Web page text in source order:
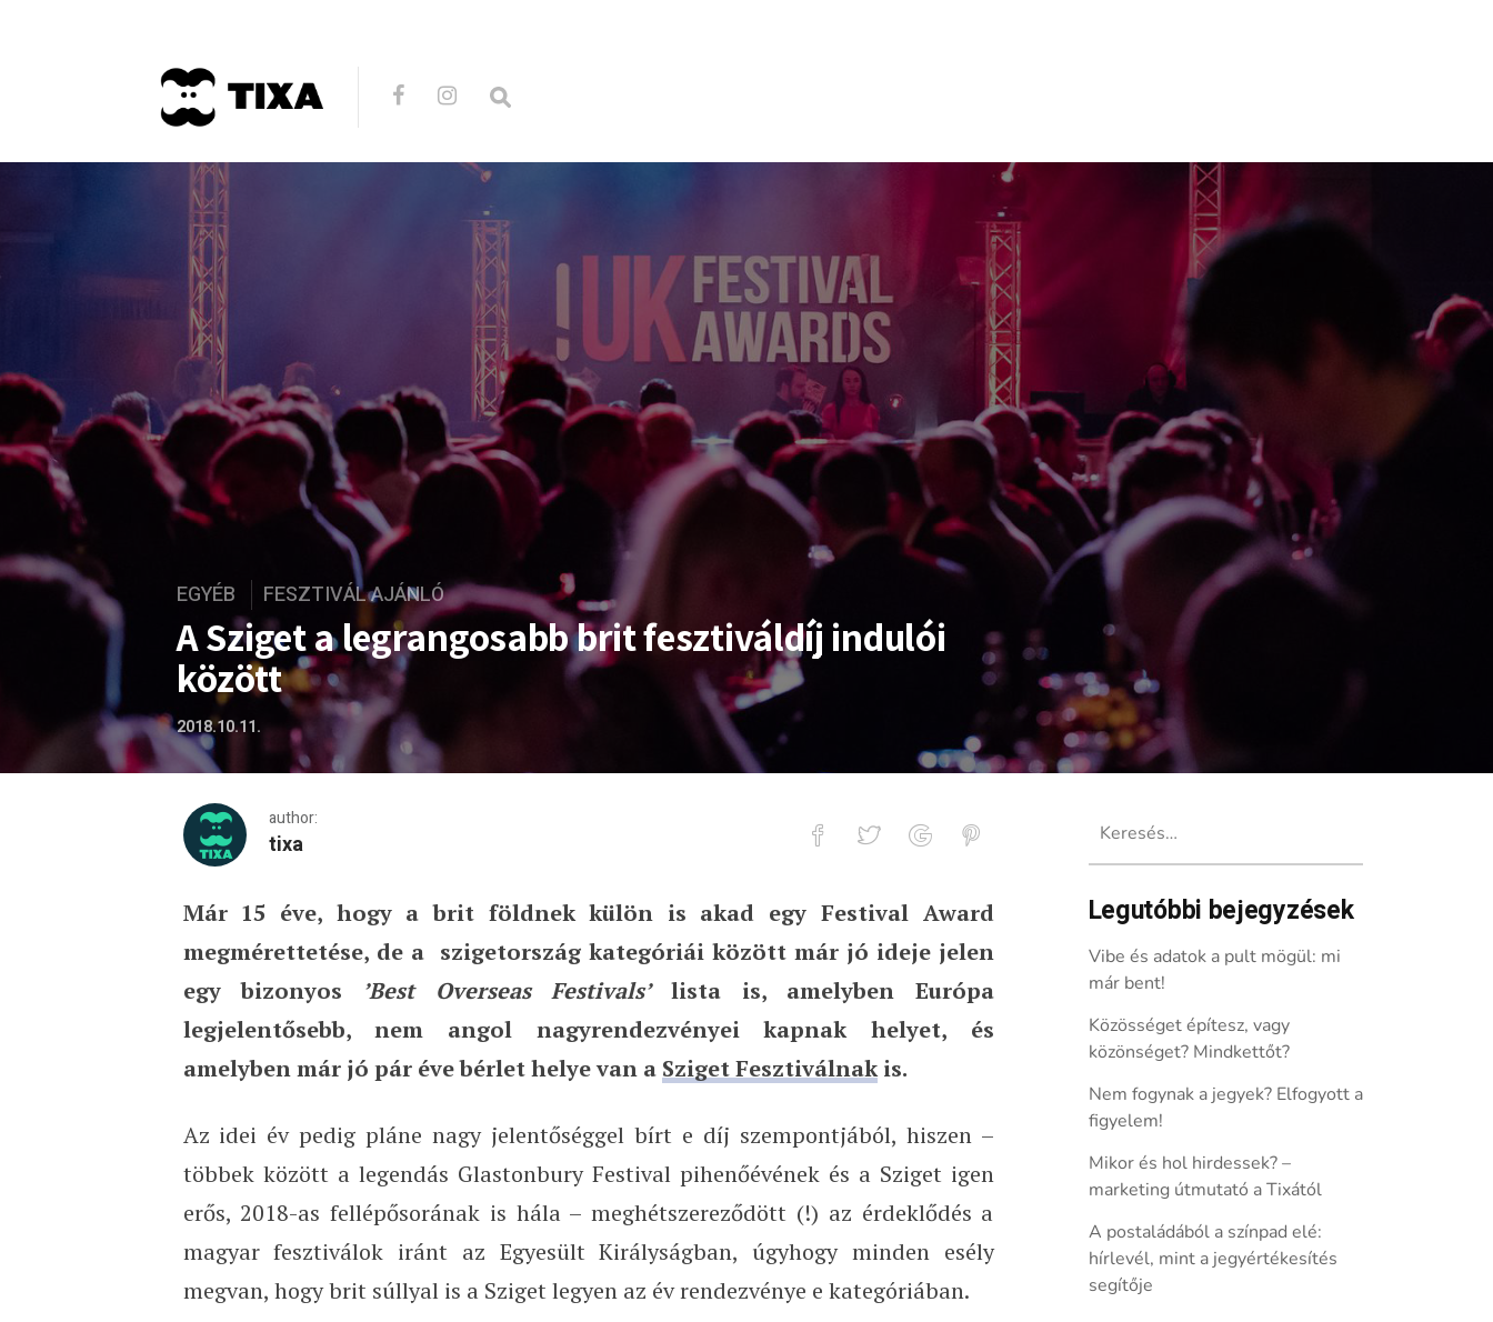
EGYÉB FESZTIVÁL AJÁNLÓ
A Sziget a legrangosabb brit fesztiváldíj indulói
között
2018.10.11.
author:
tixa
A Sziget a legrangosabb brit fesztiváldíj indulói között
Már 15 éve, hogy a brit földnek külön is akad egy Festival Award
megmérettetése, de a szigetország kategóriái között már jó ideje jelen
egy bizonyos
’Best Overseas Festivals’lista is, amelyben Európa
legjelentősebb, nem angol nagyrendezvényei kapnak helyet, és
amelyben már jó pár éve bérlet helye van a Sziget Fesztiválnakis.
Az idei év pedig pláne nagy jelentőséggel bírt e díj szempontjából, hiszen –
többek között a legendás Glastonbury Festival pihenőévének és a Sziget igen
erős, 2018-as fellépősorának is hála – meghétszereződött (!) az érdeklődés a
magyar fesztiválok iránt az Egyesült Királyságban, úgyhogy minden esély
megvan, hogy brit súllyal is a Sziget legyen az év rendezvénye e kategóriában.
Legutóbbi bejegyzések
Vibe és adatok a pult mögül: mi
már bent!
Közösséget építesz, vagy
közönséget? Mindkettőt?
Nem fogynak a jegyek? Elfogyott a
figyelem!
Mikor és hol hirdessek? –
marketing útmutató a Tixától
A postaládából a színpad elé:
hírlevél, mint a jegyértékesítés
segítője